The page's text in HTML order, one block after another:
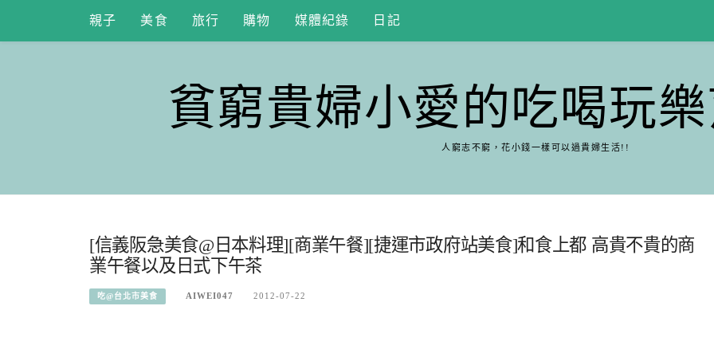
content
親子 美食 旅行 購物 媒體紀錄 日記
貧窮貴婦小愛的吃喝玩
人窮志不窮，花小錢一樣可以過貴婦生活!!
[信義阪急美食@日本料理][商業午餐][捷運市政府站美食]和食上都 高貴不貴的商
業午餐以及日式下午茶
吃@台北市美食 AIWEI047 2012-07-22